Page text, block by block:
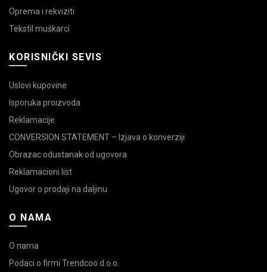
Oprema i rekviziti
Tekstil muškarci
KORISNIČKI SEVIS
Uslovi kupovine
Isporuka proizvoda
Reklamacije
CONVERSION STATEMENT – Izjava o konverziji
Obrazac odustanak od ugovora
Reklamacioni list
Ugovor o prodaji na daljinu
O NAMA
O nama
Podaci o firmi Trendcoo d.o.o.